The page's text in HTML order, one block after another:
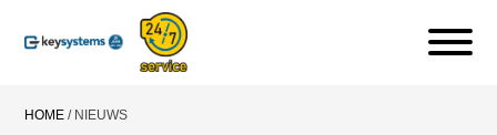
HOME / NIEUWS